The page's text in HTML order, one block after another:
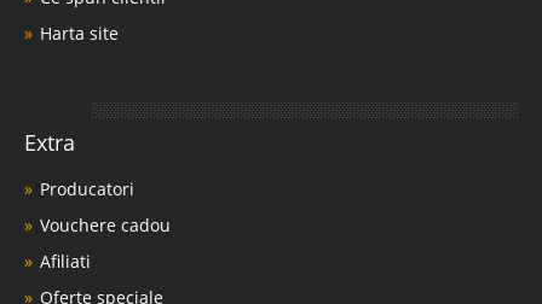
Harta site
Extra
Producatori
Vouchere cadou
Afiliati
Oferte speciale